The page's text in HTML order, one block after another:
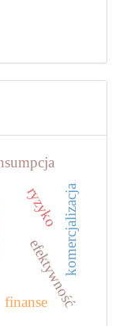
finanseefektywność
komercjalizacja
ryzyko